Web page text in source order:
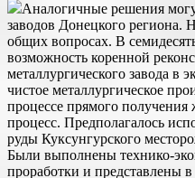
Аналогичные решения
заводов Донецкого региона.
общих вопросах. В
возможность коренной
металлургического завода в
чистое металлургическое
процессе прямого
процесс. Предполагалось
руды Куксунгурского
Были выполнены технико-
проработки и представлены